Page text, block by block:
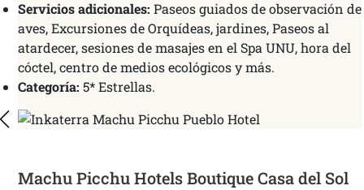
Servicios adicionales: Paseos guiados de observación de
aves, Excursiones de Orquídeas, jardines, Paseos al
atardecer, sesiones de masajes en el Spa UNU, hora del
cóctel, centro de medios ecológicos y más.
Categoría: 5* Estrellas.
Machu Picchu Hotels Boutique Casa del Sol